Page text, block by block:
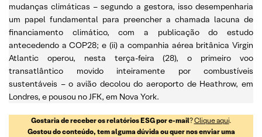
mudanças climáticas – segundo a gestora, isso desempenharia
um papel fundamental para preencher a chamada lacuna de
financiamento climático, com a publicação do estudo
antecedendo a COP28; e (ii) a companhia aérea britânica Virgin
Atlantic operou, nesta terça-feira (28), o primeiro voo
transatlântico movido inteiramente por combustíveis
sustentáveis – o avião decolou do aeroporto de Heathrow, em
Londres, e pousou no JFK, em Nova York.
Gostaria de receber os relatórios ESG por e-mail?Clique aqui.
Gostou do conteúdo, tem alguma dúvida ou quer nos enviar uma